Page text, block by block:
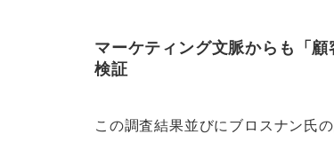
マーケティング文脈からも「
検証
この調査結果並びにブロスナン氏